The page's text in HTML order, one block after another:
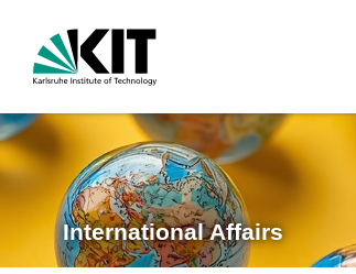
International Affairs